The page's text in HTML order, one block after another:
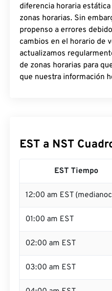
diferencia horaria
zonas horarias. Sin
propenso a errores
cambios en el horario de
actualizamos
de zonas horarias para
que nuestra información
EST a NST
EST Tiempo
12:00 am EST
01:00 am EST
02:00 am EST
03:00 am EST